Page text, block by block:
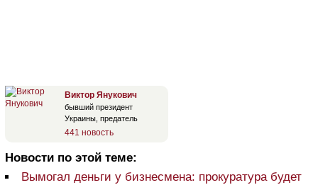
Виктор Янукович
бывший президент
Украины, предатель
441 новость
Новости по этой теме:
Вымогал деньги у бизнесмена: прокуратура будет